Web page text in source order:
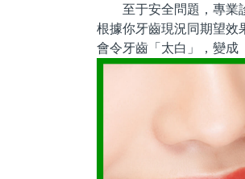
至于安全問題，專業診
根據你牙齒現況同期望效
會令牙齒「太白」，變成